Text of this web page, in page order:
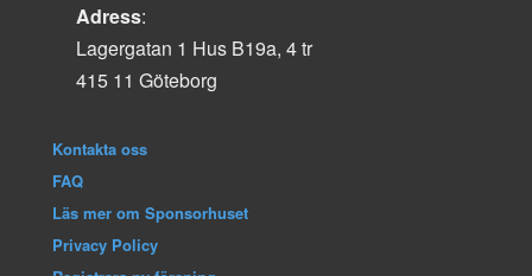
Adress:
Lagergatan 1 Hus B19a, 4 tr
415 11 Göteborg
Kontakta oss
FAQ
Läs mer om Sponsorhuset
Privacy Policy